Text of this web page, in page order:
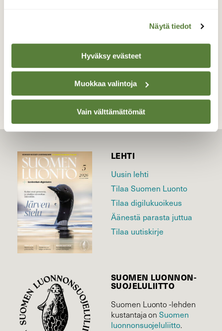
Näytä tiedot
Hyväksy evästeet
Muokkaa valintoja
Vain välttämättömät
TAKAISIN LISTAAN
LEHTI
Uusin lehti
Tilaa Suomen Luonto
Tilaa digilukuoikeus
Äänestä parasta juttua
Tilaa uutiskirje
SUOMEN LUONNON­
SUOJELU­LIITTO
Suomen Luonto -lehden
kustantaja onSuomen
luonnonsuojelu­liitto.